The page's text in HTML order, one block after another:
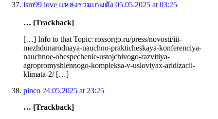
lsm99 love แหล่งรวมเกมดัง 05.05.2025 at 03:25
… [Trackback]
[…] Info to that Topic: rossorgo.ru/press/novosti/iii-
mezhdunarodnaya-nauchno-prakticheskaya-konferenciya-
nauchnoe-obespechenie-ustojchivogo-razvitiya-
agropromyshlennogo-kompleksa-v-usloviyax-aridizacii-
klimata-2/ […]
pinco 24.05.2025 at 23:25
… [Trackback]